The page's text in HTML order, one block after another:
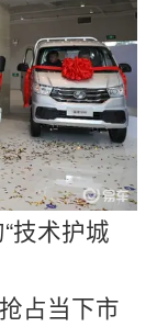
技术护城
占当下市